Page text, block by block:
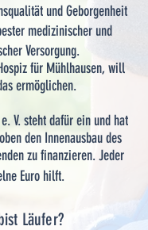
und Geborgenheit
medizinischer und
Versorgung.
für Mühlhausen, will
ermöglichen.
V. steht dafür ein und hat
den Innenausbau des
zu finanzieren. Jeder
Euro hilft.​​​
Läufer?